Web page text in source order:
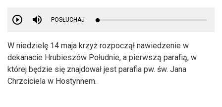
POSŁUCHAJ
W niedzielę 14 maja krzyż rozpoczął nawiedzenie w
dekanacie Hrubieszów Południe, a pierwszą parafią, w
której będzie się znajdował jest parafia pw. św. Jana
Chrzciciela w Hostynnem.